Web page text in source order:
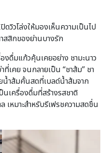
วิวโล่งให้มองเห็นความเป็นไป
สสิกของย่านบางรัก
ดื่มแก้วคุ้นเคยอย่าง ชามะนาว
เคย จนกลายเป็น “ชาส้ม” ชา
น้ำส้มคั้นสดที่เบลด์น้ำส้มจาก
นเครื่องดื่มที่สร้างรสชาติ
เหมาะสำหรับรีเฟรชความสดชื่น